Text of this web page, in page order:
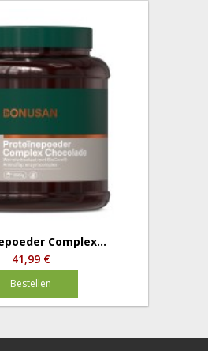
Complex...
41,99 €
Bestellen